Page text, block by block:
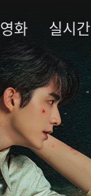
영화 실시간